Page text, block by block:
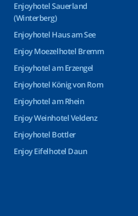
Enjoyhotel Sauerland
(Winterberg)
Enjoyhotel Haus am See
Enjoy Moezelhotel Bremm
Enjoyhotel am Erzengel
Enjoyhotel König von Rom
Enjoyhotel am Rhein
Enjoy Weinhotel Veldenz
Enjoyhotel Bottler
Enjoy Eifelhotel Daun